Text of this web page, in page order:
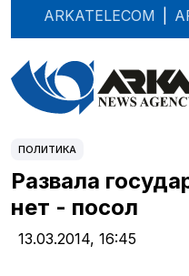
ARKATELECOM
ПОЛИТИКА
Развала
нет - посол
13.03.2014, 16:45